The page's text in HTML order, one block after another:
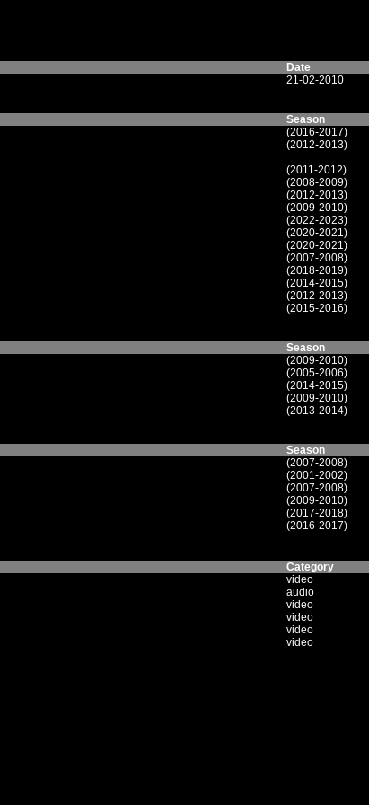
Date
21-02-2010
Season
(2016-2017)
(2012-2013)
(2011-2012)
(2008-2009)
(2012-2013)
(2009-2010)
(2022-2023)
(2020-2021)
(2020-2021)
(2007-2008)
(2018-2019)
(2014-2015)
(2012-2013)
(2015-2016)
Season
(2009-2010)
(2005-2006)
(2014-2015)
(2009-2010)
(2013-2014)
Season
(2007-2008)
(2001-2002)
(2007-2008)
(2009-2010)
(2017-2018)
(2016-2017)
Category
video
audio
video
video
video
video